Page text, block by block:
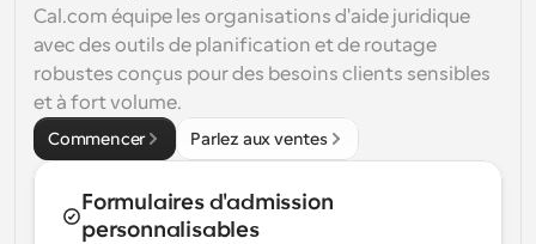
Cal.com équipe les organisations d'aide juridique
avec des outils de planification et de routage
robustes conçus pour des besoins clients sensibles
et à fort volume.
Commencer Parlez aux ventes
Formulaires d'admission
personnalisables